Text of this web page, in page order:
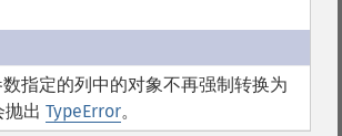
指定的列中的对象不再强制转换为
出 TypeError。